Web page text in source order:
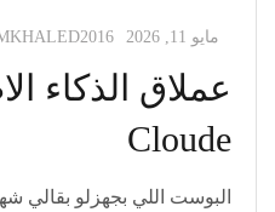
مايو 11, 2026
عملاق الذكاء
Cloude
البوست اللي بجهزلو